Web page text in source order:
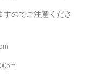
のでご注意くださ